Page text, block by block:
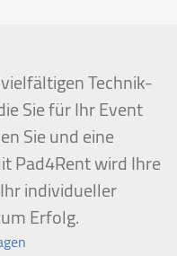
Technik-
Sie für Ihr Event
Sie und eine
Pad4Rent wird Ihre
individueller
Erfolg.